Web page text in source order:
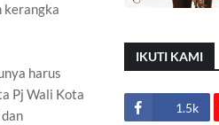
kerangka
harus
Pj Wali Kota
IKUTI KAMI
1.5k